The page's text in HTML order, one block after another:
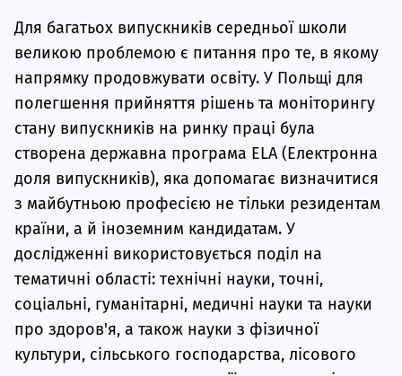
Для багатьох випускників середньої школи
великою проблемою є питання про те, в якому
напрямку продовжувати освіту. У Польщі для
полегшення прийняття рішень та моніторингу
стану випускників на ринку праці була
створена державна програма ELA (Електронна
доля випускників), яка допомагає визначитися
з майбутньою професією не тільки резидентам
країни, а й іноземним кандидатам. У
дослідженні використовується поділ на
тематичні області: технічні науки, точні,
соціальні, гуманітарні, медичні науки та науки
про здоров'я, а також науки з фізичної
культури, сільського господарства, лісового